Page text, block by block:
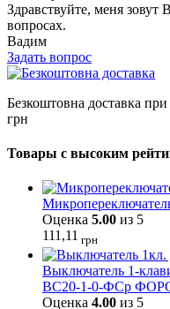
Здравствуйте, меня
вопросах.
Вадим
Задать вопрос
Безкоштовна доставка
грн
Товары с высоким
Оценка 5.00 из 5
111,11 грн
Выключатель 1-
ВС20-1-0-ФСр
Оценка 4.00 из 5